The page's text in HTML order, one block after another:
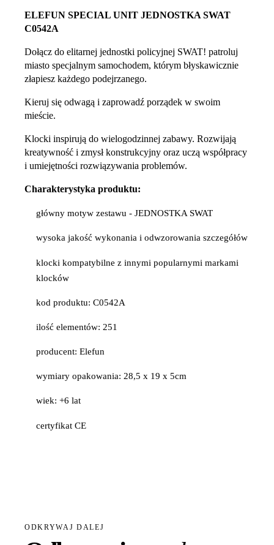
ELEFUN SPECIAL UNIT JEDNOSTKA SWAT
C0542A
Dołącz do elitarnej jednostki policyjnej SWAT! patroluj
miasto specjalnym samochodem, którym błyskawicznie
złapiesz każdego podejrzanego.
Kieruj się odwagą i zaprowadź porządek w swoim
mieście.
Klocki inspirują do wielogodzinnej zabawy. Rozwijają
kreatywność i zmysł konstrukcyjny oraz uczą współpracy
i umiejętności rozwiązywania problemów.
Charakterystyka produktu:
główny motyw zestawu - JEDNOSTKA SWAT
wysoka jakość wykonania i odwzorowania szczegółów
klocki kompatybilne z innymi popularnymi markami
klocków
kod produktu: C0542A
ilość elementów: 251
producent: Elefun
wymiary opakowania: 28,5 x 19 x 5cm
wiek: +6 lat
certyfikat CE
ODKRYWAJ DALEJ